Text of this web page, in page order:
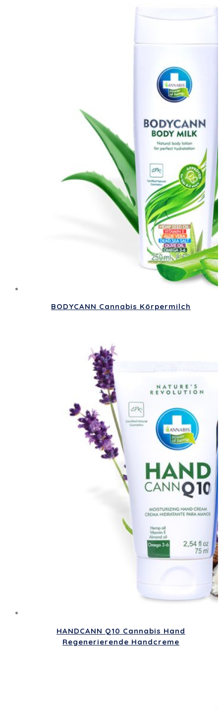
BODYCANN Cannabis Körpermilch
HANDCANN Q10 Cannabis Hand
Regenerierende Handcreme